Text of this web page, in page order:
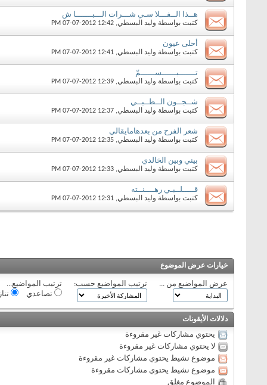
هــذا الــفـــلا سـي شـــرات الـــبـــــــا ش
كتبت بواسطة وليد البسطي‏, 07-07-2012 12:42 PM
أحلى عيون
كتبت بواسطة وليد البسطي‏, 07-07-2012 12:41 PM
تـــــــبــــــســــــمّ
كتبت بواسطة وليد البسطي‏, 07-07-2012 12:39 PM
شــجــون الــظــبــي
كتبت بواسطة وليد البسطي‏, 07-07-2012 12:37 PM
شعر الفرح من بعدهامايقالي
كتبت بواسطة وليد البسطي‏, 07-07-2012 12:35 PM
بيني وبين الخالدي
كتبت بواسطة وليد البسطي‏, 07-07-2012 12:33 PM
قـــــلــبـي رهــــنــته
كتبت بواسطة وليد البسطي‏, 07-07-2012 12:31 PM
خيارات عرض الموضوع
عرض المواضيع من ... ترتيب المواضيع حسب:
ترتيب المواضيع...
تصاعدي
دلالات الأيقونات
يحتوي مشاركات غير مقروءة
لا يحتوي مشاركات غير مقروءة
موضوع نشيط يحتوي مشاركات غير مقروءة
موضوع نشيط يحتوي مشاركات مقروءة
الموضوع مغلق